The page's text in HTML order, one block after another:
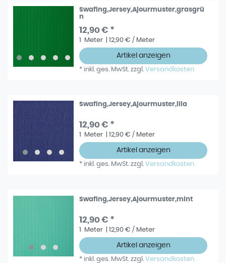
Swafing,Jersey,Ajourmuster,grasgrü
n
12,90 € *
1 Meter | 12,90 € / Meter
Artikel anzeigen
* inkl. ges. MwSt. zzgl.Versandkosten
Swafing,Jersey,Ajourmuster,lila
12,90 € *
1 Meter | 12,90 € / Meter
Artikel anzeigen
* inkl. ges. MwSt. zzgl.Versandkosten
Swafing,Jersey,Ajourmuster,mint
12,90 € *
1 Meter | 12,90 € / Meter
Artikel anzeigen
* inkl. ges. MwSt. zzgl.Versandkosten